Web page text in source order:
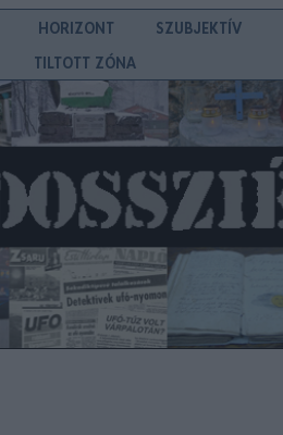
HORIZONT SZUBJEKTÍV
TILTOTT ZÓNA